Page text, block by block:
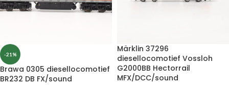
-21%
Brawa 0305 diesellocomotief
BR232 DB FX/sound
Märklin 37296
diesellocomotief Vossloh
G2000BB Hectorrail
MFX/DCC/sound